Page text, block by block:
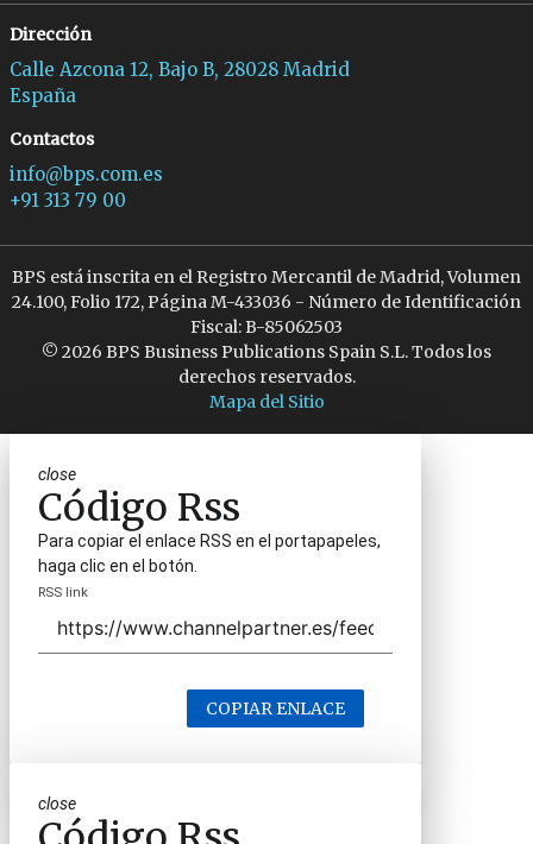
Dirección
Calle Azcona 12, Bajo B, 28028 Madrid
España
Contactos
info@bps.com.es
+91 313 79 00
BPS está inscrita en el Registro Mercantil de Madrid, Volumen
24.100, Folio 172, Página M-433036 - Número de Identificación
Fiscal: B-85062503
© 2026 BPS Business Publications Spain S.L. Todos los
derechos reservados.
Mapa del Sitio
close
Código Rss
Para copiar el enlace RSS en el portapapeles,
haga clic en el botón.
RSS link
COPIAR ENLACE
close